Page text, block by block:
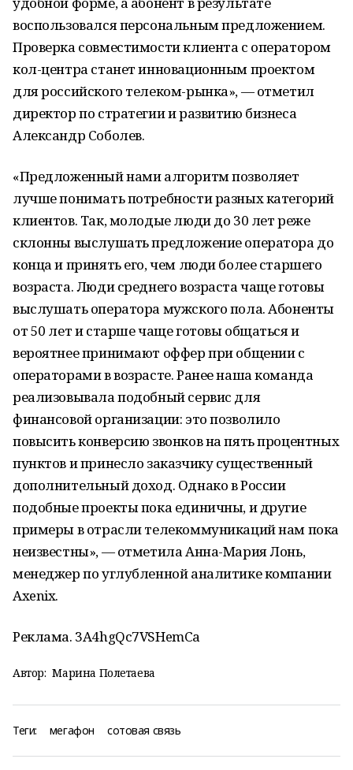
воспользовался персональным предложением.
Проверка совместимости клиента с оператором
кол-центра станет инновационным проектом
для российского телеком-рынка», — отметил
директор по стратегии и развитию бизнеса
Александр Соболев.
«Предложенный нами алгоритм позволяет
лучше понимать потребности разных категорий
клиентов. Так, молодые люди до 30 лет реже
склонны выслушать предложение оператора до
конца и принять его, чем люди более старшего
возраста. Люди среднего возраста чаще готовы
выслушать оператора мужского пола. Абоненты
от 50 лет и старше чаще готовы общаться и
вероятнее принимают оффер при общении с
операторами в возрасте. Ранее наша команда
реализовывала подобный сервис для
финансовой организации: это позволило
повысить конверсию звонков на пять процентных
пунктов и принесло заказчику существенный
дополнительный доход. Однако в России
подобные проекты пока единичны, и другие
примеры в отрасли телекоммуникаций нам пока
неизвестны», — отметила Анна-Мария Лонь,
менеджер по углубленной аналитике компании
Axenix.
Реклама. 3A4hgQc7VSHemCa
Автор: Марина Полетаева
Теги: мегафон сотовая связь